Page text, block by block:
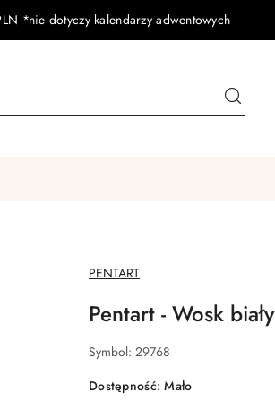
*nie dotyczy kalendarzy adwentowych
NAZWA
PRODUCENTA:
PENTART
Pentart - Wosk biały
Symbol: 29768
Dostępność:Mało